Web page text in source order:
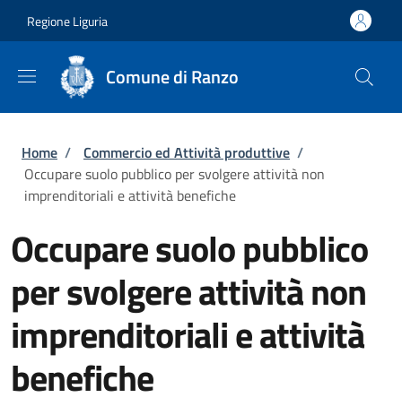
Regione Liguria
Comune di Ranzo
Briciole di pane
Home / Commercio ed Attività produttive /
Occupare suolo pubblico per svolgere attività non
imprenditoriali e attività benefiche
Occupare suolo pubblico
per svolgere attività non
imprenditoriali e attività
benefiche